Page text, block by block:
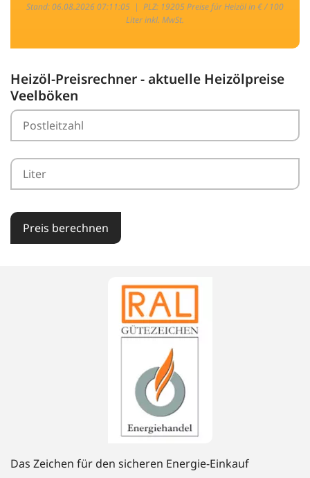
Stand: 06.08.2026 07:11:05 | PLZ: 19205 Preise für Heizöl in € / 100
Liter inkl. MwSt.
Heizöl-Preisrechner - aktuelle Heizölpreise
Veelböken
Preis berechnen
Das Zeichen für den sicheren Energie-Einkauf